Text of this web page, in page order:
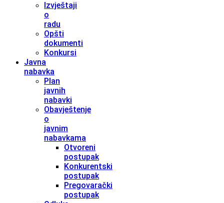
Izvještaji
o
radu
Opšti
dokumenti
Konkursi
Javna
nabavka
Plan
javnih
nabavki
Obavještenje
o
javnim
nabavkama
Otvoreni
postupak
Konkurentski
postupak
Pregovarački
postupak